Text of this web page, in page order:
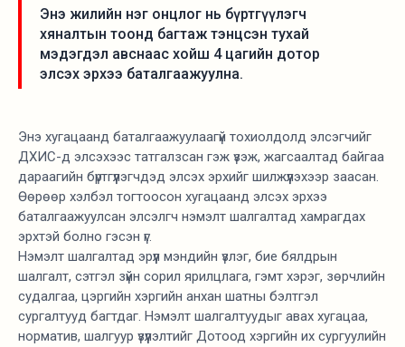
Энэ жилийн нэг онцлог нь бүртгүүлэгч
хяналтын тоонд багтаж тэнцсэн тухай
мэдэгдэл авснаас хойш 4 цагийн дотор
элсэх эрхээ баталгаажуулна.
Энэ хугацаанд баталгаажуулаагүй тохиолдолд элсэгчийг
ДХИС-д элсэхээс татгалзсан гэж үзэж, жагсаалтад байгаа
дараагийн бүртгүүлэгчдэд элсэх эрхийг шилжүүлэхээр заасан.
Өөрөөр хэлбэл тогтоосон хугацаанд элсэх эрхээ
баталгаажуулсан элсэлгч нэмэлт шалгалтад хамрагдах
эрхтэй болно гэсэн үг.
Нэмэлт шалгалтад эрүүл мэндийн үзлэг, бие бялдрын
шалгалт, сэтгэл зүйн сорил ярилцлага, гэмт хэрэг, зөрчлийн
судалгаа, цэргийн хэргийн анхан шатны бэлтгэл
сургалтууд багтдаг. Нэмэлт шалгалтуудыг авах хугацаа,
норматив, шалгуур үзүүлэлтийг Дотоод хэргийн их сургуулийн